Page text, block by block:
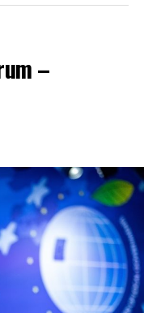
oplakávající své
–